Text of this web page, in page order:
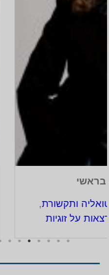
מרצה בנושאים: